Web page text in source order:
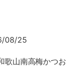
08/25
歌山南高梅かつお